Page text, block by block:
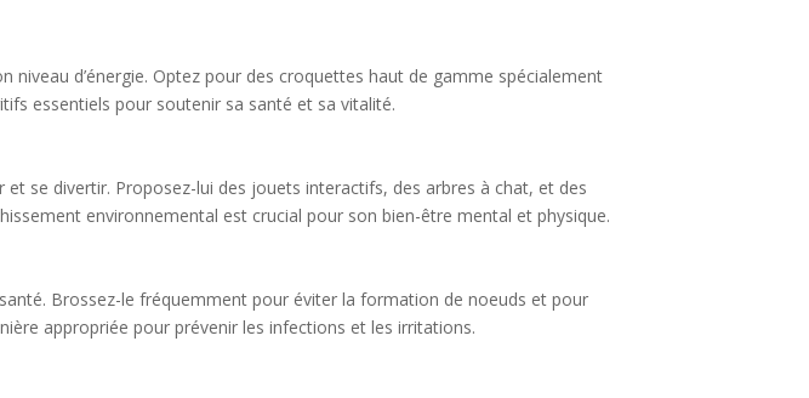
d’énergie. Optez pour des croquettes haut de gamme spécialement
essentiels pour soutenir sa santé et sa vitalité.
se divertir. Proposez-lui des jouets interactifs, des arbres à chat, et des
environnemental est crucial pour son bien-être mental et physique.
Brossez-le fréquemment pour éviter la formation de noeuds et pour
appropriée pour prévenir les infections et les irritations.